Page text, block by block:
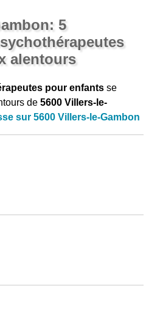
5
alentours
pour enfants se
de5600 Villers-le-
sur 5600 Villers-le-Gambon